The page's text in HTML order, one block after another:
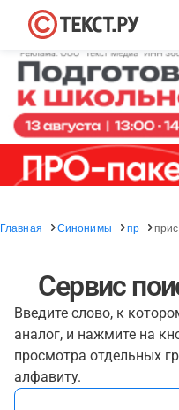
Главная Синонимы пр
Сервис
Введите слово, к
аналог, и нажмите на
просмотра отдельных
алфавиту.